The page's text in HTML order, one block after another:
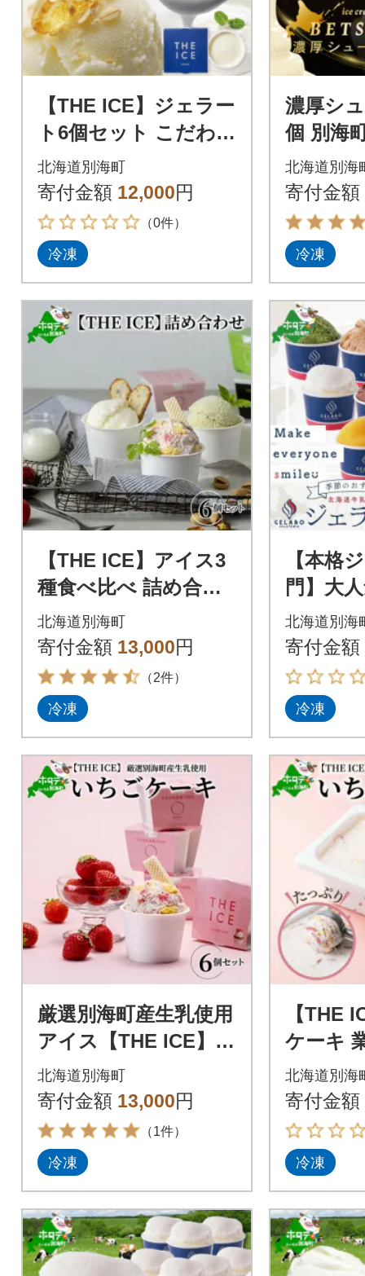
【THE ICE】ジェラー
ト6個セット こだわり
ヨーグルトアイス 北
海道別海町 厳選生乳
のみ使用
北海道別海町
寄付金額 12,000円
（0件）
冷凍
濃厚シ
個 別海
チーズ
いシュ
海道ス
北海道別海
寄付金額
冷凍
【THE ICE】アイス3
種食べ比べ 詰め合わ
せ 6個セット (ミル
ク・ピスタリッチ・
いちごケーキ)
北海道別海町
寄付金額 13,000円
（2件）
冷凍
【本格
門】大
道 ジェ
10個 ギ
リーム
北海道別海
寄付金額
冷凍
厳選別海町産生乳使用
アイス【THE ICE】い
ちごケーキ 6個セット
北海道別海町
寄付金額 13,000円
（1件）
冷凍
【THE
ケーキ
1L ファ
【別海
北海道別海
寄付金額
冷凍